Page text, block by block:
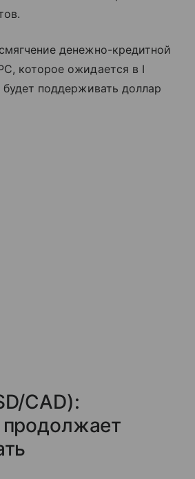
денежно-кредитной
которое ожидается в I
будет поддерживать доллар
CAD):